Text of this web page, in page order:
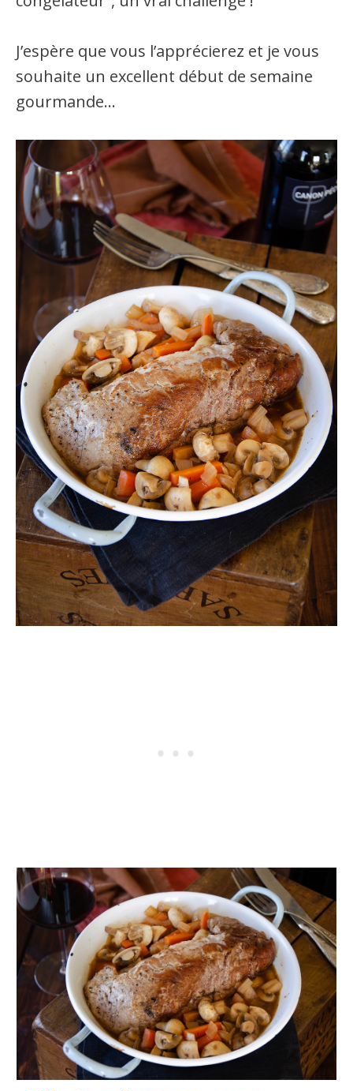
J’espère que vous l’apprécierez et je vous
souhaite un excellent début de semaine
gourmande…